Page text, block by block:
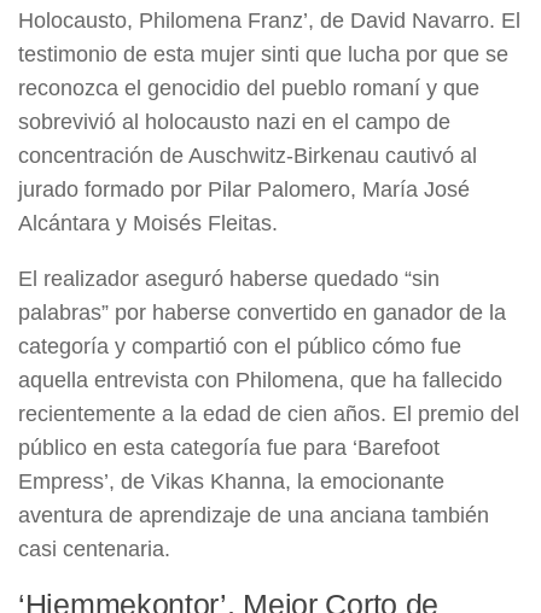
Holocausto, Philomena Franz’, de David Navarro. El
testimonio de esta mujer sinti que lucha por que se
reconozca el genocidio del pueblo romaní y que
sobrevivió al holocausto nazi en el campo de
concentración de Auschwitz-Birkenau cautivó al
jurado formado por Pilar Palomero, María José
Alcántara y Moisés Fleitas.
El realizador aseguró haberse quedado “sin
palabras” por haberse convertido en ganador de la
categoría y compartió con el público cómo fue
aquella entrevista con Philomena, que ha fallecido
recientemente a la edad de cien años. El premio del
público en esta categoría fue para ‘Barefoot
Empress’, de Vikas Khanna, la emocionante
aventura de aprendizaje de una anciana también
casi centenaria.
‘Hjemmekontor’, Mejor Corto de